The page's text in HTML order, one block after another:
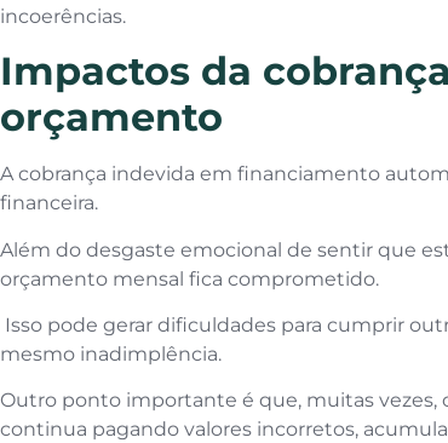
incoerências.
Impactos da
orçamento
A cobrança indevida em financiamento
financeira.
Além do desgaste emocional de sentir que
orçamento mensal fica comprometido.
Isso pode gerar dificuldades para cumprir
mesmo inadimplência.
Outro ponto importante é que, muitas vezes,
continua pagando valores incorretos,